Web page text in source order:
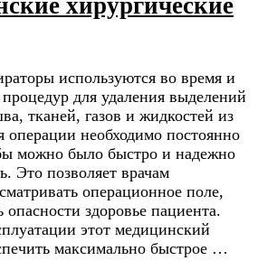
хирургические
используются во время и
для удаления выделений
тканей, газов и жидкостей из
операции необходимо постоянно
можно было быстро и надежно
Это позволяет врачам
операционное поле,
опасности здоровье пациента.
этот медицинский
максимально быстрое …